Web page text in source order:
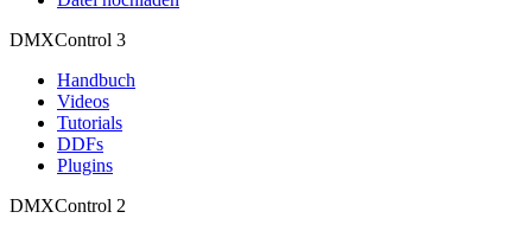
DMXControl 3
Handbuch
Videos
Tutorials
DDFs
Plugins
DMXControl 2